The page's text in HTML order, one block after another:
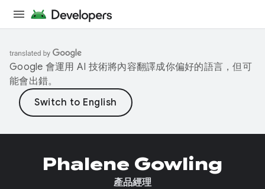
Google 會運用 AI 技術將內容翻譯成你偏好的語言，但可
能會出錯。
Phalene Gowling
產品經理